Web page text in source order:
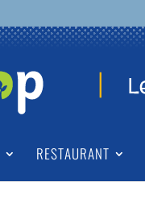
RESTAURANT